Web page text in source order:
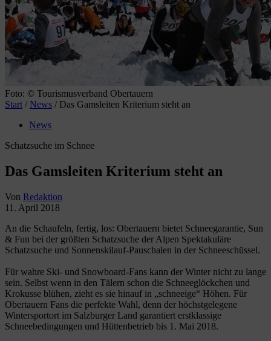
Foto: © Tourismusverband Obertauern
Start / News / Das Gamsleiten Kriterium steht an
News
Schatzsuche im Schnee
Das Gamsleiten Kriterium steht an
Von Redaktion
11. April 2018
An die Schaufeln, fertig, los: Obertauern bietet Schneegarantie, Sun
& Fun bei der größten Schatzsuche der Alpen Spektakuläre
Schatzsuche und Sonnenskilauf-Pauschalen in der Schneeschüssel.
Für wahre Ski- und Snowboard-Fans kann der Winter nicht zu lange
sein. Selbst wenn in den Tälern schon die Schneeglöckchen und
Krokusse blühen, zieht es sie hinauf in „schneeige“ Höhen. Für
Obertauern Fans die perfekte Wahl, denn der höchstgelegene
Wintersportort im Salzburger Land garantiert erstklassige
Schneebedingungen und Hüttenbetrieb bis 1. Mai 2018.